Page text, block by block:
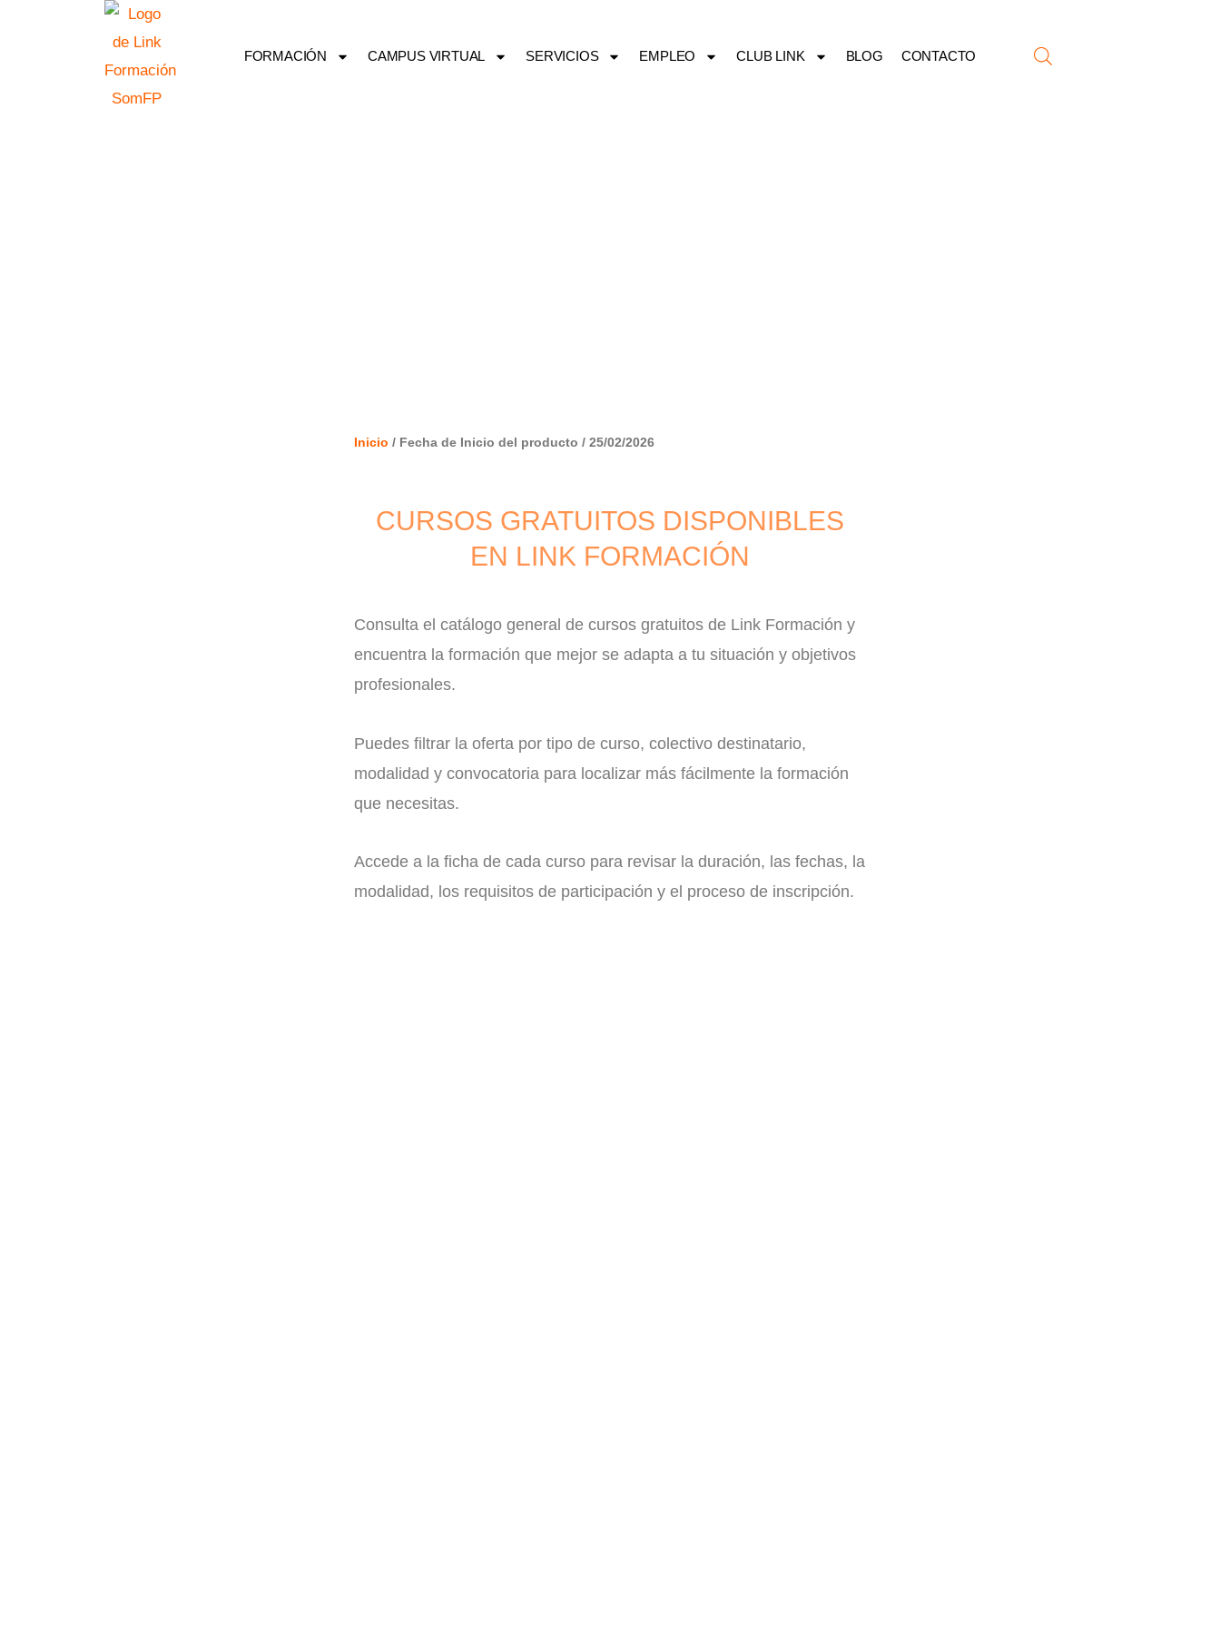
FORMACIÓN CAMPUS VIRTUAL SERVICIOS EMPLEO CLUB LINK BLOG CONTACTO
Inicio / Fecha de Inicio del producto / 25/02/2026
CURSOS GRATUITOS DISPONIBLES
EN LINK FORMACIÓN
Consulta el catálogo general de cursos gratuitos de Link Formación y
encuentra la formación que mejor se adapta a tu situación y objetivos
profesionales.
Puedes filtrar la oferta por tipo de curso, colectivo destinatario,
modalidad y convocatoria para localizar más fácilmente la formación
que necesitas.
Accede a la ficha de cada curso para revisar la duración, las fechas, la
modalidad, los requisitos de participación y el proceso de inscripción.